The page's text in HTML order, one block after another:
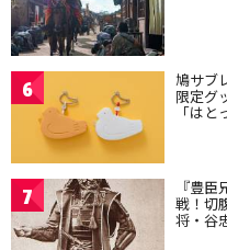
6 鳩サブ
限定グ
「はと
7 『豊
戦！切
将・谷